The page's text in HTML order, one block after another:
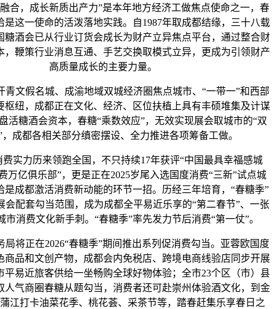
，成长新质出产力”是本年地方经济工做焦点使命之一，春
是这一使命的活泼落地实践。自1987年取成都结缘，三十八载
糖酒会已从行业订货会成长为财产立异焦点平台，通过整合财
，鞭策行业消息互通、手艺交换取模式立异，更成为引领财产
高质量成长的主要力量。
假名城、成渝地域双城经济圈焦点城市、“一带一”和西部
枢纽，成都正在文化、经济、区位扶植上具有丰硕堆集及计谋
活糖酒会资本，春糖“乘数效应”，无效实现展会取城市的“双
，成都各相关部分缜密摆设、全力推进各项筹备工做。
力历来领跑全国，不只持续17年获评“中国最具幸福感城
万亿俱乐部”，更是正在2025岁尾入选国度消费“三新”试点城
是成都激活消费新动能的环节一招。历经三年培育，“春糖季”
会配套勾当范围，成为成都全平易近乐享的“第二春节”、一张
市消费文化新手刺。“春糖季”率先发力节后消费“第一仗”。
正在2026“春糖季”期间推出系列促消费勾当。亚蓉欧国度
商品和文创产物，成都会内免税店、跨境电商线验店同步开展
平易近旅客供给一坐畅购全球好物体验；全市23个区（市）县
人气商圈春糖从题勾当，消费者还可赴崇州体验酒文化，到金
江打卡油菜花季、桃花荟、采茶节等，踏春赶集乐享春日之